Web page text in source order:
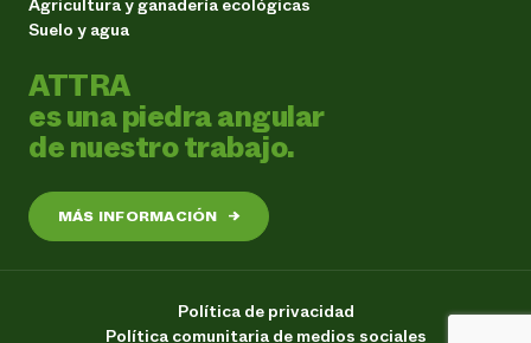
Suelo y agua
ATTRA
es una piedra angular
de nuestro trabajo.
MÁS INFORMACIÓN →
Política de privacidad
Política comunitaria de medios sociales